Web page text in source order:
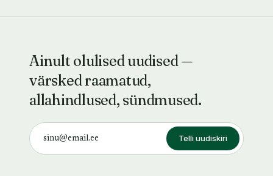
Ainult olulised uudised —
värsked raamatud,
allahindlused, sündmused.
Telli uudiskiri